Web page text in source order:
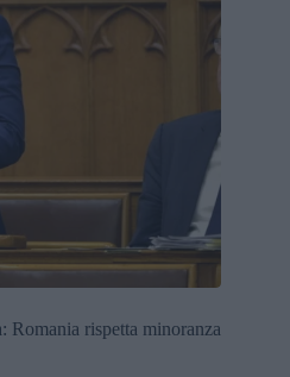
Romania rispetta minoranza